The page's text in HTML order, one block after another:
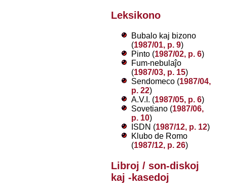
Leksikono
Bubalo kaj bizono
(1987/01, p. 9)
Pinto (1987/02, p. 6)
Fum-nebulaĵo
(1987/03, p. 15)
Sendomeco (1987/04,
p. 22)
A.V.I. (1987/05, p. 6)
Sovetiano (1987/06,
p. 10)
ISDN (1987/12, p. 12)
Klubo de Romo
(1987/12, p. 26)
Libroj / son-diskoj
kaj -kasedoj